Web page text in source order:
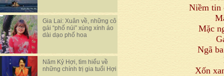
Gia Lai: Xuân về, những cô
gái “phố núi” xúng xính áo
dài dạo phố hoa
Năm Kỷ Hợi, tìm hiểu về
những chính trị gia tuổi Hợi
Niềm tin
Mặc
Ngã
Xốn